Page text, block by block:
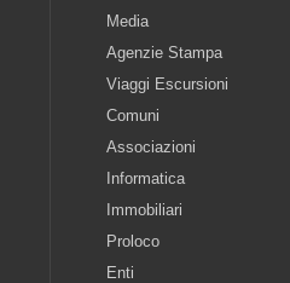
Media
Agenzie Stampa
Viaggi Escursioni
Comuni
Associazioni
Informatica
Immobiliari
Proloco
Enti